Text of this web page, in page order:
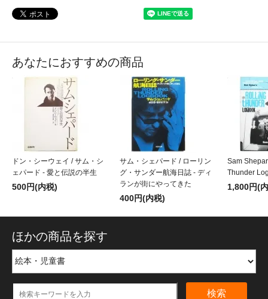
あなたにおすすめの商品
ドン・シーウェイ / サム・シ
ェパード - 愛と伝説の半生
500円(内税)
サム・シェパード / ローリン
グ・サンダー航海日誌 - ディ
ランが街にやってきた
400円(内税)
Sam
Thunder
1,800円(
ほかの商品を探す
検索